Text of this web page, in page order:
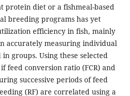
protein diet or a fishmeal-based
breeding programs has yet
efficiency in fish, mainly
accurately measuring individual
groups. Using these selected
feed conversion ratio (FCR) and
successive periods of feed
(RF) are correlated using a